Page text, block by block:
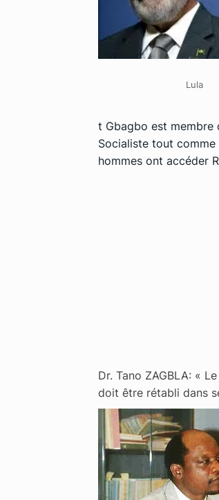
Lula
t Gbagbo est membre
Socialiste tout comme
hommes ont accéder
Dr. Tano ZAGBLA: «
doit être rétabli dans